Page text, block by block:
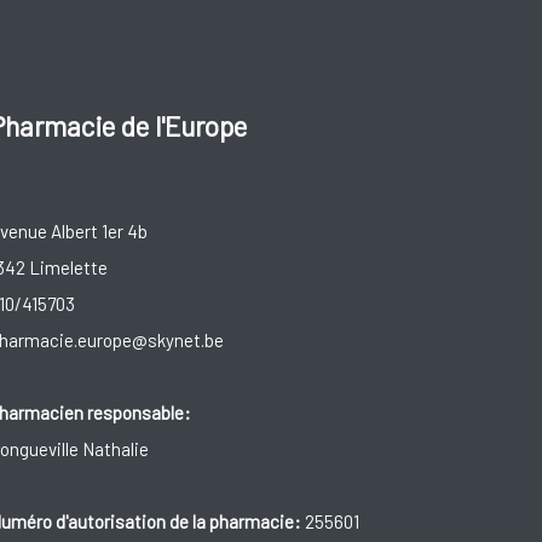
de l'Europe
Albert 1er 4b
Limelette
415703
responsable:
Nathalie
d'autorisation de la pharmacie: 255601